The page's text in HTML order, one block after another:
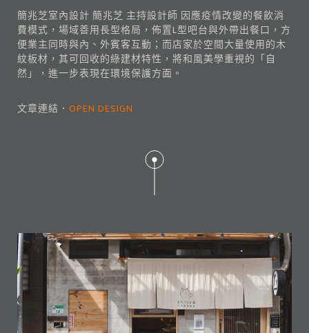
簡兆芝室內設計 簡兆芝 主持設計師 因應疫情改變的餐飲消
費模式，場域善用長型格局，佈置L型吧台與外帶出餐口，方
便業主同時與內、外賓客互動；而店家於空間大量使用的木
紋板材，其可回收的綠建材特性，將和風美學重視的「自
然」，進一步表現在環境保護方面。
文章連結． OPEN DESIGN